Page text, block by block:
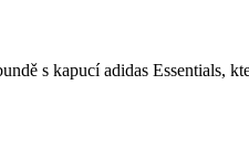
s kapucí adidas Essentials,